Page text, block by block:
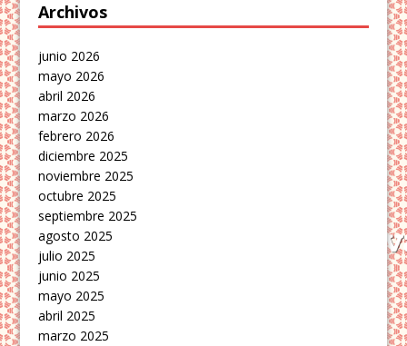
Archivos
junio 2026
mayo 2026
abril 2026
marzo 2026
febrero 2026
diciembre 2025
noviembre 2025
octubre 2025
septiembre 2025
agosto 2025
julio 2025
junio 2025
mayo 2025
abril 2025
marzo 2025